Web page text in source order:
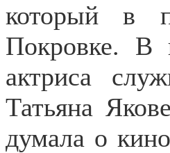
который в
Покровке. В
актриса
Татьяна
думала о